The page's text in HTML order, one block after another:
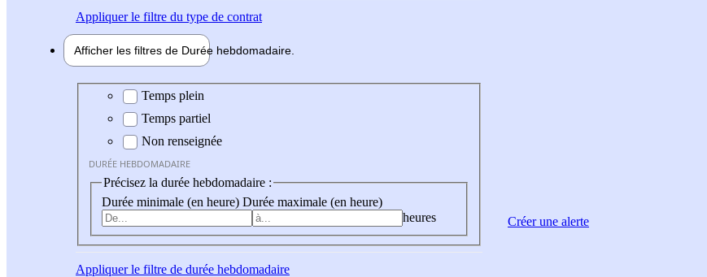
Appliquerle filtre du type de contrat
Afficher les filtres de Durée hebdomadaire
Durée hebdomadaire
Temps plein
Temps partiel
Non renseignée
DURÉE HEBDOMADAIRE
Précisez la durée hebdomadaire :
Durée minimale (en heure) Durée maximale (en heure)
heures
Appliquerle filtre de durée hebdomadaire
Créer une alerte